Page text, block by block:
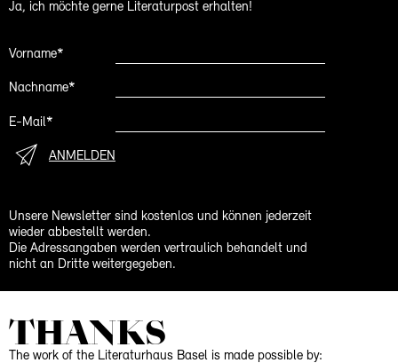
Ja, ich möchte gerne Literaturpost erhalten!
Vorname*
Nachname*
E-Mail*
ANMELDEN
Unsere Newsletter sind kostenlos und können jederzeit
wieder abbestellt werden.
Die Adressangaben werden vertraulich behandelt und
nicht an Dritte weitergegeben.
THANKS
The work of the Literaturhaus Basel is made possible by: